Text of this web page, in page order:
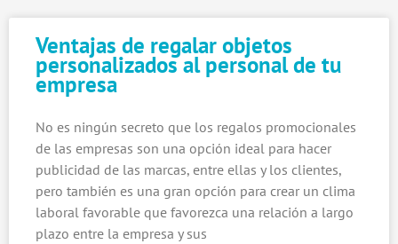
Ventajas de regalar objetos
personalizados al personal de tu
empresa
No es ningún secreto que los regalos promocionales
de las empresas son una opción ideal para hacer
publicidad de las marcas, entre ellas y los clientes,
pero también es una gran opción para crear un clima
laboral favorable que favorezca una relación a largo
plazo entre la empresa y sus